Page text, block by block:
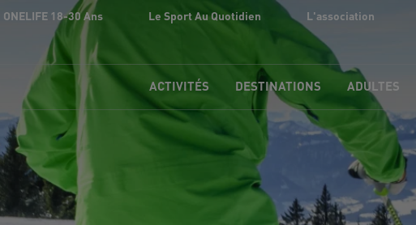
ONELIFE 18-30 Ans Le Sport Au Quotidien L'association
ACTIVITÉS DESTINATIONS ADULTES